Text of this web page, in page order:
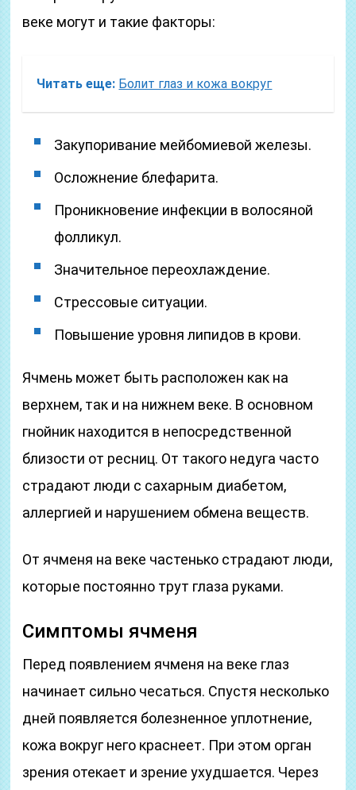
веке могут и такие факторы:
Читать еще: Болит глаз и кожа вокруг
Закупоривание мейбомиевой железы.
Осложнение блефарита.
Проникновение инфекции в волосяной
фолликул.
Значительное переохлаждение.
Стрессовые ситуации.
Повышение уровня липидов в крови.
Ячмень может быть расположен как на
верхнем, так и на нижнем веке. В основном
гнойник находится в непосредственной
близости от ресниц. От такого недуга часто
страдают люди с сахарным диабетом,
аллергией и нарушением обмена веществ.
От ячменя на веке частенько страдают люди,
которые постоянно трут глаза руками.
Симптомы ячменя
Перед появлением ячменя на веке глаз
начинает сильно чесаться. Спустя несколько
дней появляется болезненное уплотнение,
кожа вокруг него краснеет. При этом орган
зрения отекает и зрение ухудшается. Через